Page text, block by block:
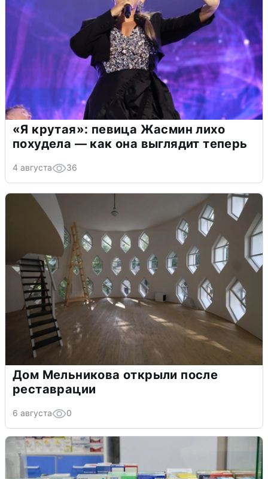
«Я крутая»: певица Жасмин лихо
похудела — как она выглядит теперь
4 августа 36
Дом Мельникова открыли после
реставрации
6 августа 0